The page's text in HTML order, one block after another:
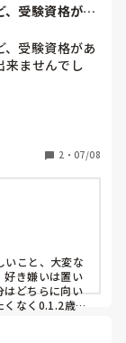
受験資格があ
受験資格があ
来ませんでし
0から3歳の施
で近くで働き
働ける場所ある
2 ・ 07/08
いこと、大変な
好き嫌いは置い
はどちらに向い
くなく0.1.2歳児
らキャリアア